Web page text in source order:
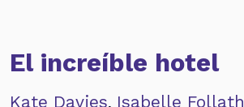
El increíble hotel
Kate Davies, Isabelle Follath